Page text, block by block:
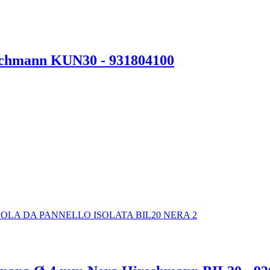
KUN30 - 931804100